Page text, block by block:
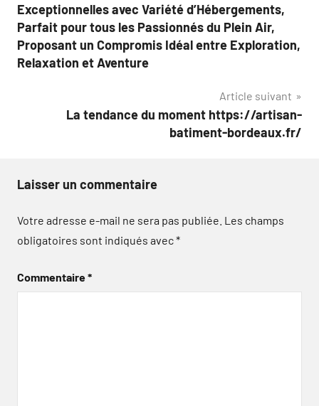
l’article
Exceptionnelles avec Variété d’Hébergements,
Parfait pour tous les Passionnés du Plein Air,
Proposant un Compromis Idéal entre Exploration,
Relaxation et Aventure
Article suivant
La tendance du moment https://artisan-
batiment-bordeaux.fr/
Laisser un commentaire
Votre adresse e-mail ne sera pas publiée. Les champs
obligatoires sont indiqués avec*
Commentaire*